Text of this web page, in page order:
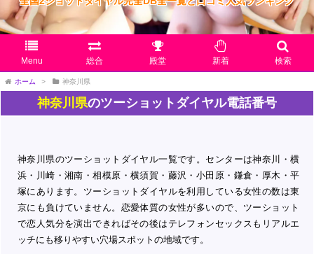
Menu 総合 殿堂 新着 検索
ホーム > 神奈川県
神奈川県のツーショットダイヤル電話番号
神奈川県のツーショットダイヤル一覧です。センターは神奈川・横
浜・川崎・湘南・相模原・横須賀・藤沢・小田原・鎌倉・厚木・平
塚にあります。ツーショットダイヤルを利用している女性の数は東
京にも負けていません。恋愛体質の女性が多いので、ツーショット
で恋人気分を演出できればその後はテレフォンセックスもリアルエ
ッチにも移りやすい穴場スポットの地域です。